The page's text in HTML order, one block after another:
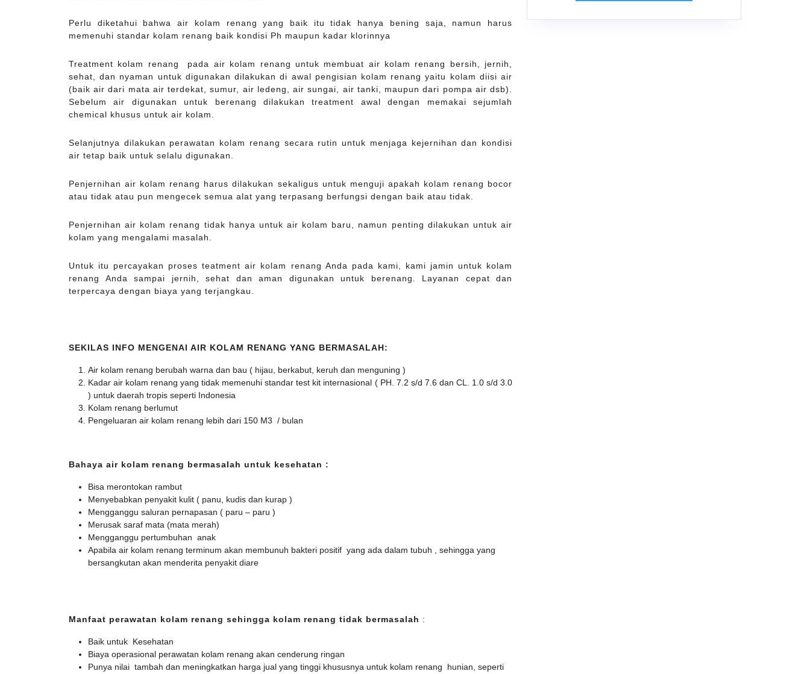
Perlu diketahui bahwa air kolam renang yang baik itu tidak hanya bening saja, namun harus
memenuhi standar kolam renang baik kondisi Ph maupun kadar klorinnya
Treatment kolam renang pada air kolam renang untuk membuat air kolam renang bersih, jernih,
sehat, dan nyaman untuk digunakan dilakukan di awal pengisian kolam renang yaitu kolam diisi air
(baik air dari mata air terdekat, sumur, air ledeng, air sungai, air tanki, maupun dari pompa air dsb).
Sebelum air digunakan untuk berenang dilakukan treatment awal dengan memakai sejumlah
chemical khusus untuk air kolam.
Selanjutnya dilakukan perawatan kolam renang secara rutin untuk menjaga kejernihan dan kondisi
air tetap baik untuk selalu digunakan.
Penjernihan air kolam renang harus dilakukan sekaligus untuk menguji apakah kolam renang bocor
atau tidak atau pun mengecek semua alat yang terpasang berfungsi dengan baik atau tidak.
Penjernihan air kolam renang tidak hanya untuk air kolam baru, namun penting dilakukan untuk air
kolam yang mengalami masalah.
Untuk itu percayakan proses teatment air kolam renang Anda pada kami, kami jamin untuk kolam
renang Anda sampai jernih, sehat dan aman digunakan untuk berenang. Layanan cepat dan
terpercaya dengan biaya yang terjangkau.
SEKILAS INFO MENGENAI AIR KOLAM RENANG YANG BERMASALAH:
Air kolam renang berubah warna dan bau ( hijau, berkabut, keruh dan menguning )
Kadar air kolam renang yang tidak memenuhi standar test kit internasional ( PH. 7.2 s/d 7.6 dan CL. 1.0 s/d 3.0
) untuk daerah tropis seperti Indonesia
Kolam renang berlumut
Pengeluaran air kolam renang lebih dari 150 M3 / bulan
Bahaya air kolam renang bermasalah untuk kesehatan :
Bisa merontokan rambut
Menyebabkan penyakit kulit ( panu, kudis dan kurap )
Mengganggu saluran pernapasan ( paru – paru )
Merusak saraf mata (mata merah)
Mengganggu pertumbuhan anak
Apabila air kolam renang terminum akan membunuh bakteri positif yang ada dalam tubuh , sehingga yang
bersangkutan akan menderita penyakit diare
Manfaat perawatan kolam renang sehingga kolam renang tidak bermasalah :
Baik untuk Kesehatan
Biaya operasional perawatan kolam renang akan cenderung ringan
Punya nilai tambah dan meningkatkan harga jual yang tinggi khususnya untuk kolam renang hunian, seperti